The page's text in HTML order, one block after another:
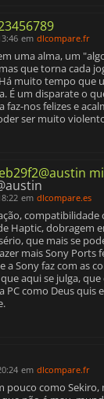
em dlcompare.fr
uma alma, um
que torna cada
muito tempo que
É um disparate o
faz-nos felizes e
ser muito
em dlcompare.es
compatibilidade
Haptic, dobragem
que mais se
mais Sony Ports
a Sony faz com as
aqui se julga,
PC como Deus quis
em dlcompare.fr
pouco como